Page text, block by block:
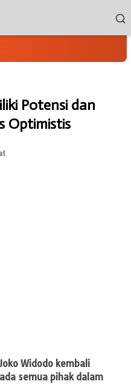
Potensi dan
Optimistis
Widodo kembali
semua pihak dalam